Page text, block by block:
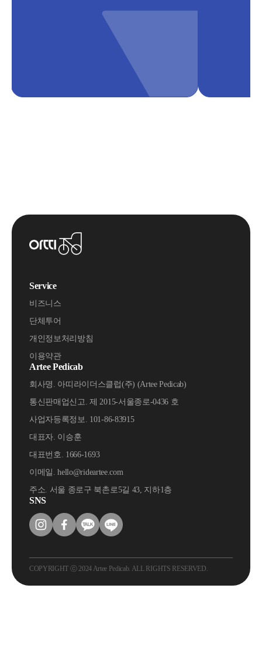
Service
비즈니스
단체투어
개인정보처리방침
이용약관
Artee Pedicab
회사명. 아띠라이더스클럽(주) (Artee Pedicab)
통신판매업신고. 제 2015-서울종로-0436 호
사업자등록정보. 101-86-83915
대표자. 이승훈
대표번호. 1666-1693
이메일. hello@rideartee.com
주소. 서울 종로구 북촌로5길 43, 지하1층
SNS
COPYRIGHT ⓒ 2024 Artee Pedicab. ALL RIGHTS RESERVED.